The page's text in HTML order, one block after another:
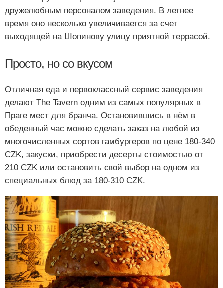
дружелюбным персоналом заведения. В летнее
время оно несколько увеличивается за счет
выходящей на Шопинову улицу приятной террасой.
Просто, но со вкусом
Отличная еда и первоклассный сервис заведения
делают The Tavern одним из самых популярных в
Праге мест для бранча. Остановившись в нём в
обеденный час можно сделать заказ на любой из
многочисленных сортов гамбургеров по цене 180-340
CZK, закуски, приобрести десерты стоимостью от
210 CZK или остановить свой выбор на одном из
специальных блюд за 180-310 CZK.